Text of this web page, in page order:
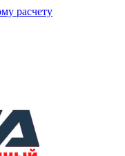
расчету